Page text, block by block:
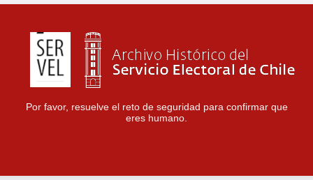
Por favor, resuelve el reto de seguridad para confirmar que
eres humano.